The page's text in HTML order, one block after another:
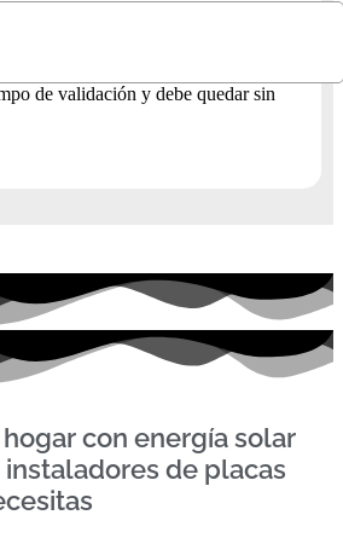
de validación y debe quedar sin
con energía solar
instaladores de placas